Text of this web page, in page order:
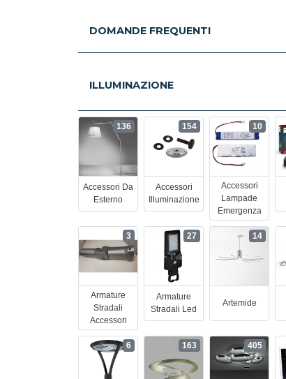
DOMANDE FREQUENTI
ILLUMINAZIONE
Accessori Da
Esterno
136
Accessori
Illuminazione
154
Accessori
Lampade
Emergenza
10
Armature
Stradali
Accessori
3
Armature
Stradali Led
27
Artemide
14
6 163 405